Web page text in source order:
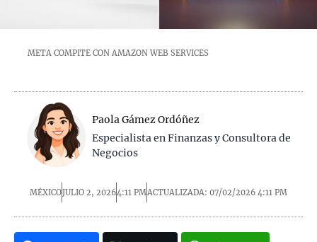
META COMPITE CON AMAZON WEB SERVICES
Paola Gámez Ordóñez
Especialista en Finanzas y Consultora de
Negocios
MÉXICOJULIO 2, 20264:11 PMACTUALIZADA: 07/02/2026 4:11 PM